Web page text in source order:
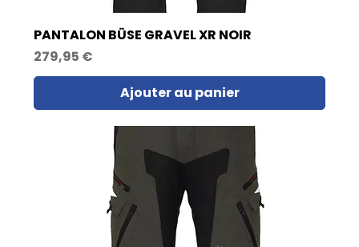
PANTALON BÜSE GRAVEL XR NOIR
Prix
279,95 €
Ajouter au panier